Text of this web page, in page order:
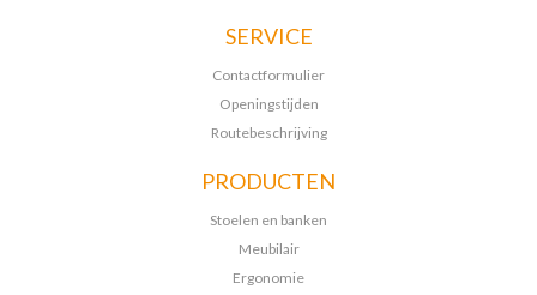
SERVICE
Contactformulier
Openingstijden
Routebeschrijving
PRODUCTEN
Stoelen en banken
Meubilair
Ergonomie